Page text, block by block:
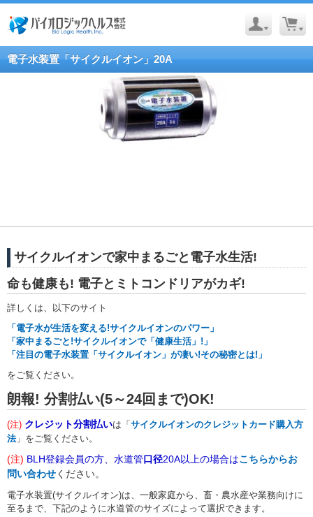
電子水装置「サイクルイオン」20A
サイクルイオンで家中まるごと電子水生活!
命も健康も! 電子とミトコンドリアがカギ!
詳しくは、以下のサイト
「電子水が生活を変える!サイクルイオンのパワー」
「家中まるごと!サイクルイオンで「健康生活」!」
「注目の電子水装置「サイクルイオン」が凄い!その秘密とは!」
をご覧ください。
朗報! 分割払い(5～24回まで)OK!
(注) クレジット分割払いは「 サイクルイオンのクレジットカード購入方
法」をご覧ください。
(注) BLH登録会員の方、 水道管口径20A以上の場合はこちらからお
問い合わせください。
電子水装置(サイクルイオン)は、一般家庭から、畜・農水産や業務向けに
至るまで、下記のように水道管のサイズによって選択できます。